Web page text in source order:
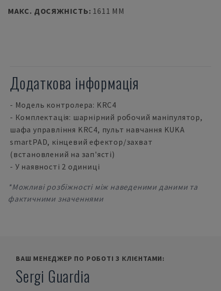
МАКС. ДОСЯЖНІСТЬ: 1611 MM
Додаткова інформація
- Модель контролера: KRC4
- Комплектація: шарнірний робочий маніпулятор,
шафа управління KRC4, пульт навчання KUKA
smartPAD, кінцевий ефектор/захват
(встановлений на зап'ясті)
- У наявності 2 одиниці
*Можливі розбіжності між наведеними даними та
фактичними значеннями
ВАШ МЕНЕДЖЕР ПО РОБОТІ З КЛІЄНТАМИ:
Sergi Guardia